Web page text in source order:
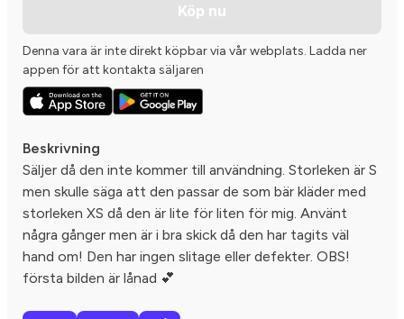
Köp nu
Denna vara är inte direkt köpbar via vår webplats. Ladda ner
appen för att kontakta säljaren
Beskrivning
Säljer då den inte kommer till användning. Storleken är S
men skulle säga att den passar de som bär kläder med
storleken XS då den är lite för liten för mig. Använt
några gånger men är i bra skick då den har tagits väl
hand om! Den har ingen slitage eller defekter. OBS!
första bilden är lånad 💕